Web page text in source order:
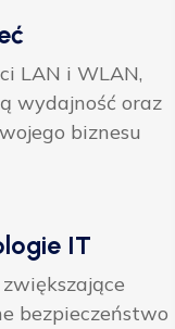
LAN i WLAN,
wydajność oraz
biznesu
IT
bezpieczeństwo